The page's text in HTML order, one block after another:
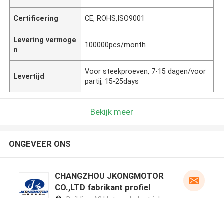
Certificering CE, ROHS,ISO9001
Levering vermoge
n
100000pcs/month
Levertijd
Voor steekproeven, 7-15 dagen/voor
partij, 15-25days
Bekijk meer
ONGEVEER ONS
CHANGZHOU JKONGMOTOR
CO.,LTD fabrikant profiel